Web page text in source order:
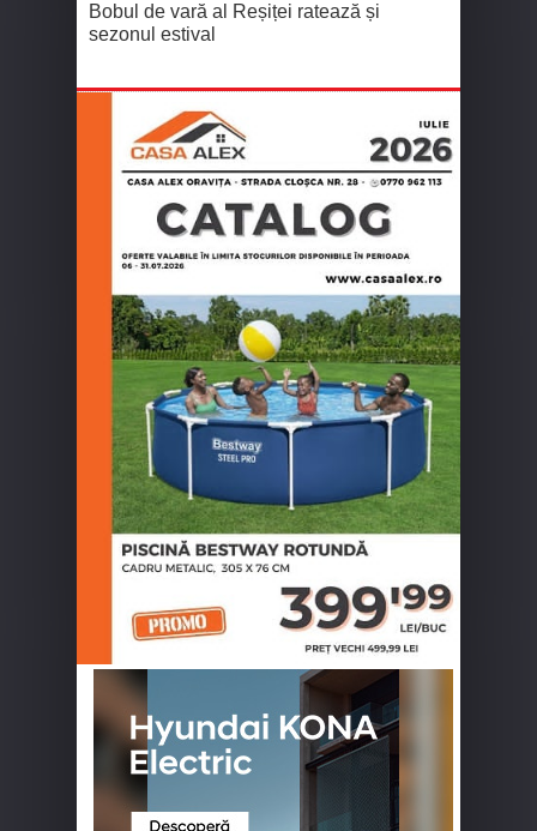
Bobul de vară al Reșiței ratează și
sezonul estival